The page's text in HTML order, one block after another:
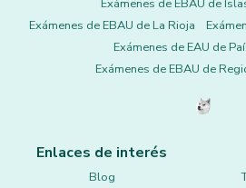
Exámenes de EBAU de
Exámenes de EBAU de La Rioja
Exámenes de EAU de
Exámenes de EBAU de
Enlaces de interés
Blog